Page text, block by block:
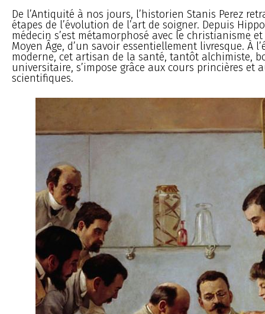
De l’Antiquité à nos jours, l’historien Stanis Perez
étapes de l’évolution de l’art de soigner. Depuis
médecin s’est métamorphosé avec le christianisme
Moyen Âge, d’un savoir essentiellement livresque. À
moderne, cet artisan de la santé, tantôt alchimiste,
universitaire, s’impose grâce aux cours princières et
scientifiques.